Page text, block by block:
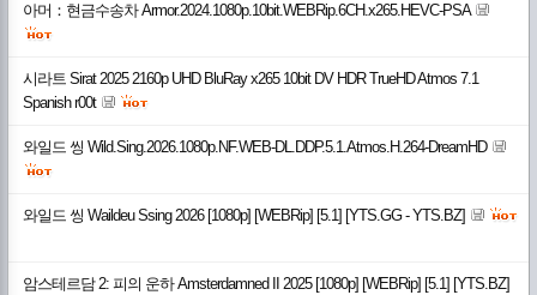
아머：현금수송차 Armor.2024.1080p.10bit.WEBRip.6CH.x265.HEVC-PSA
시라트 Sirat 2025 2160p UHD BluRay x265 10bit DV HDR TrueHD Atmos 7.1
Spanish r00t
와일드 씽 Wild.Sing.2026.1080p.NF.WEB-DL.DDP.5.1.Atmos.H.264-DreamHD
와일드 씽 Waildeu Ssing 2026 [1080p] [WEBRip] [5.1] [YTS.GG - YTS.BZ]
암스테르담 2: 피의 운하 Amsterdamned II 2025 [1080p] [WEBRip] [5.1] [YTS.BZ]